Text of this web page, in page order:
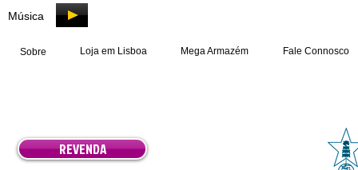
Música
Sobre Loja em Lisboa Mega Armazém Fale Connosco
REVENDA